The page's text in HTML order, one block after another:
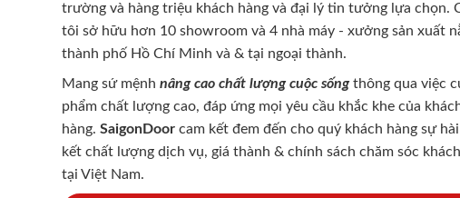
trường và hàng triệu khách hàng và đại lý tin tưởng lựa chọn.
tôi sở hữu hơn 10 showroom và 4 nhà máy - xưởng sản xuất
thành phố Hồ Chí Minh và & tại ngoại thành.
Mang sứ mệnh nâng cao chất lượng cuộc sốngthông qua việc
phẩm chất lượng cao, đáp ứng mọi yêu cầu khắc khe của
hàng. SaigonDoor cam kết đem đến cho quý khách hàng sự
kết chất lượng dịch vụ, giá thành & chính sách chăm sóc
tại Việt Nam.